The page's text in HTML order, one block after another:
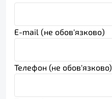
E-mail (не обов'язково)
Телефон (не обов'язково)